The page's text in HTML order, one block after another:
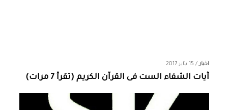
اخبار/ 15 يناير 2017
آيات الشفاء الست فى القرآن الكريم (تقرأ 7 مرات)